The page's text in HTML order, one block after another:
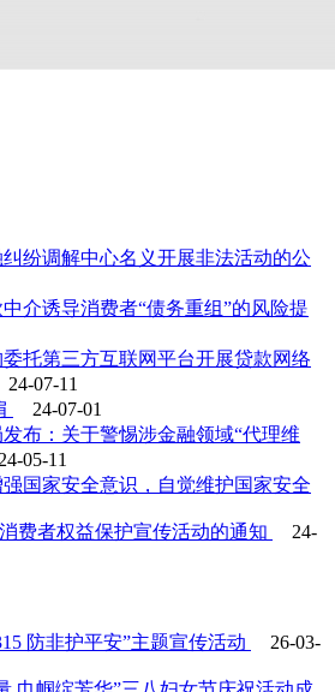
纷调解中心名义开展非法活动的公
介诱导消费者“债务重组”的风险提
托第三方互联网平台开展贷款网络
24-07-11
24-07-01
布：关于警惕涉金融领域“代理维
24-05-11
国家安全意识，自觉维护国家安全
费者权益保护宣传活动的通知
24-
防非护平安”主题宣传活动
26-03-